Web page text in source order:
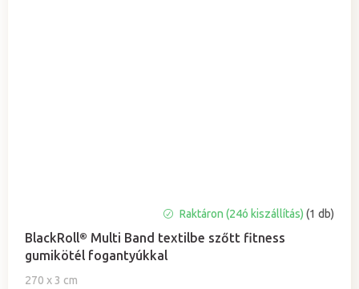
BlackRoll® Multi Band textilbe szőtt fitness
gumikötél fogantyúkkal
270 x 3 cm
termék
átlagos
értékelése
5-
Raktáron (24ó kiszállítás)(1 db)